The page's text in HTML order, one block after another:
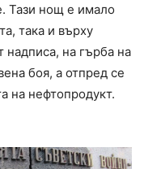
Тази нощ е имало
така и върху
надписа, на гърба на
боя, а отпред се
на нефтопродукт.